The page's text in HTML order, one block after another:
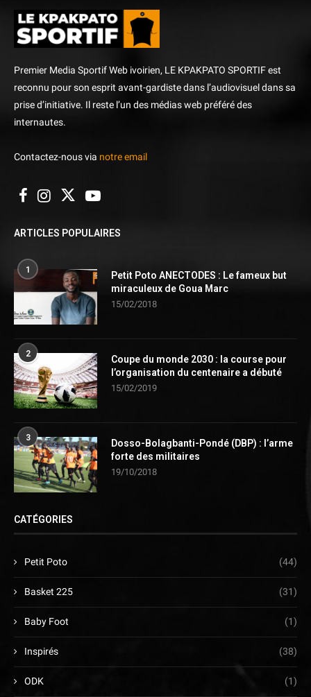
Premier Media Sportif Web ivoirien, LE KPAKPATO SPORTIF est
reconnu pour son esprit avant-gardiste dans l’audiovisuel dans sa
prise d’initiative. Il reste l’un des médias web préféré des
internautes.
Contactez-nous via notre email
ARTICLES POPULAIRES
1
Petit Poto ANECTODES : Le fameux but
miraculeux de Goua Marc
15/02/2018
2
Coupe du monde 2030 : la course pour
l’organisation du centenaire a débuté
15/02/2019
3
Dosso-Bolagbanti-Pondé (DBP) : l’arme
forte des militaires
19/10/2018
CATÉGORIES
Petit Poto (44)
Basket 225 (31)
Baby Foot (1)
Inspirés (38)
ODK (1)